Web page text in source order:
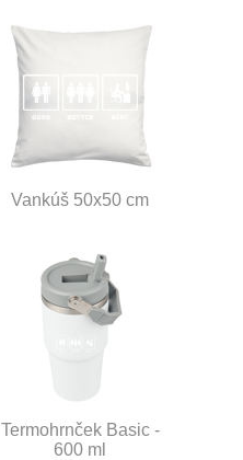
Vankúš 50x50 cm
Termohrnček Basic -
600 ml